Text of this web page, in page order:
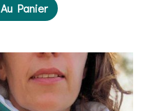
Panier